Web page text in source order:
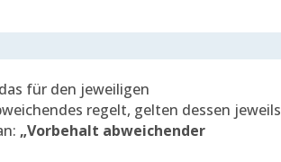
für den jeweiligen
regelt, gelten dessen jeweils
„Vorbehalt abweichender